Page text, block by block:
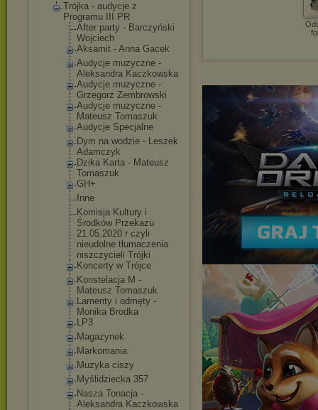
Trójka - audycje z
Programu III PR
After party - Barczyński
Wojciech
Aksamit - Anna Gacek
Audycje muzyczne -
Aleksandra Kaczkowska
Audycje muzyczne -
Grzegorz Zembrowski
Audycje muzyczne -
Mateusz Tomaszuk
Audycje Specjalne
Dym na wodzie - Leszek
Adamczyk
Dzika Karta - Mateusz
Tomaszuk
GH+
Inne
Komisja Kultury i
Środków Przekazu
21.05.2020 r czyli
nieudolne tłumaczenia
niszczycieli Trójki
Koncerty w Trójce
Konstelacja M -
Mateusz Tomaszuk
Lamenty i odmęty -
Monika Brodka
LP3
Magazynek
Markomania
Muzyka ciszy
Myślidziecka 357
Nasza Tonacja -
Aleksandra Kaczkowska